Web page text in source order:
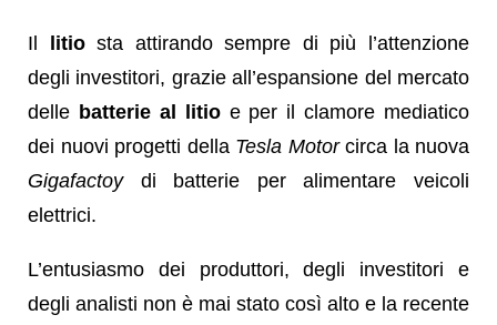
Il litiosta attirando sempre di più l’attenzione
degli investitori, grazie all’espansione del mercato
delle batterie al litioe per il clamore mediatico
dei nuovi progetti della Tesla Motorcirca la nuova
Gigafactoydi batterie per alimentare veicoli
elettrici.
L’entusiasmo dei produttori, degli investitori e
degli analisti non è mai stato così alto e la recente